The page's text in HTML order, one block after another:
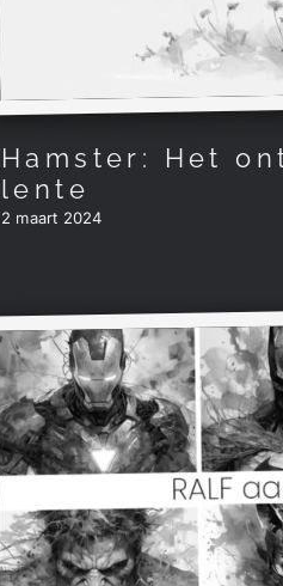
Hamster: Het
lente
2 maart 2024